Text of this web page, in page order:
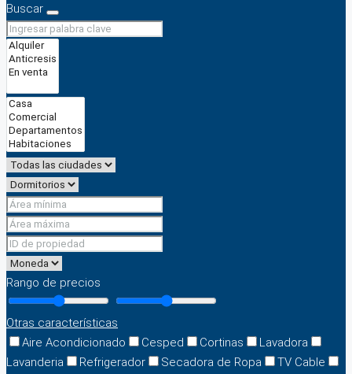
Buscar
Rango de precios
Otras características
Aire Acondicionado
Cesped Cortinas
Lavadora
Lavanderia
Refrigerador Secadora de Ropa
TV Cable